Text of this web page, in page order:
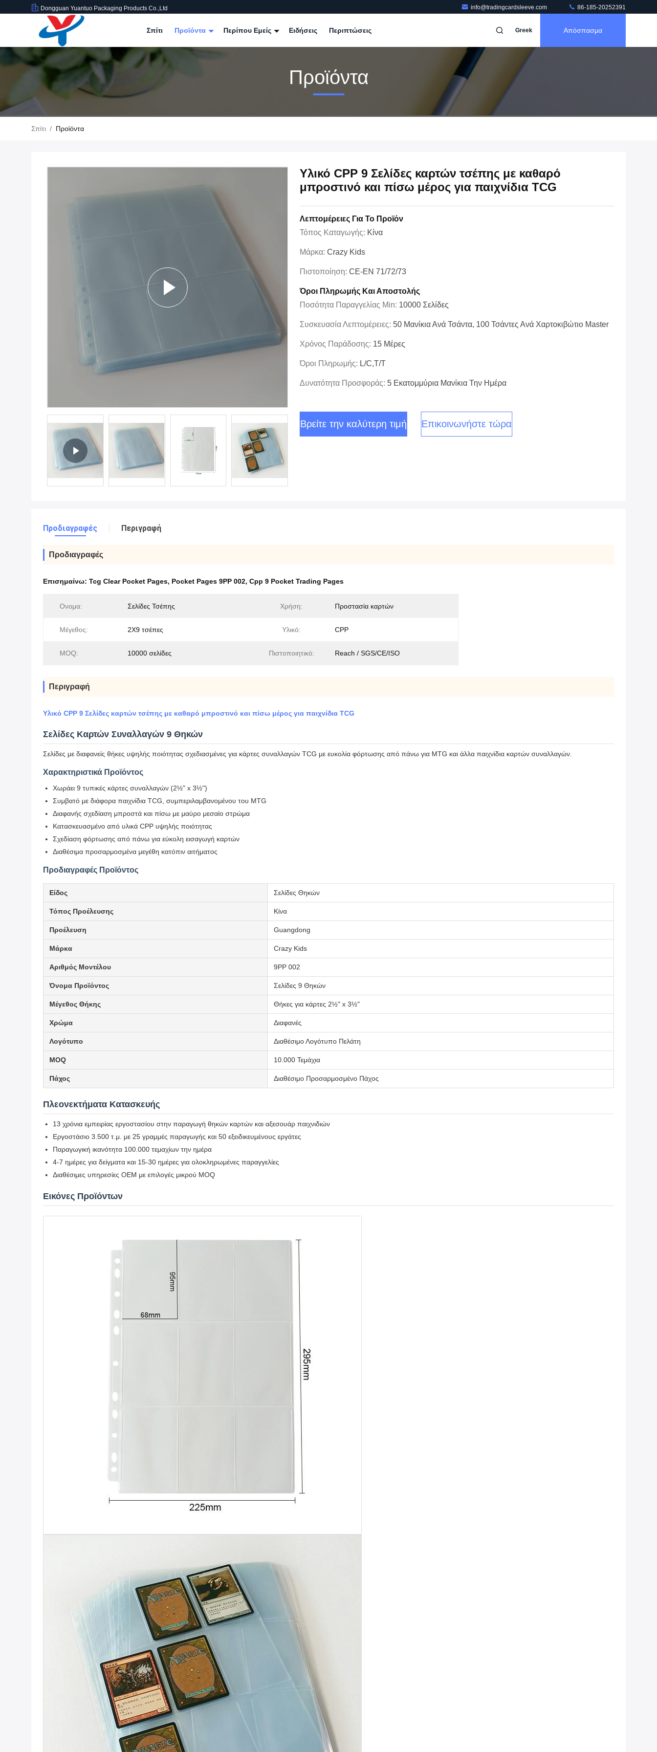
Dongguan Yuantuo Packaging Products Co.,Ltd info@tradingcardsleeve.com 86-185-20252391
Σπίτι Προϊόντα Περίπου Εμείς Ειδήσεις Περιπτώσεις Greek Απόσπασμα
Προϊόντα
Σπίτι / Προϊόντα
Υλικό CPP 9 Σελίδες καρτών τσέπης με καθαρό
μπροστινό και πίσω μέρος για παιχνίδια TCG
Λεπτομέρειες Για Το Προϊόν
Τόπος Καταγωγής: Κίνα
Μάρκα: Crazy Kids
Πιστοποίηση: CE-EN 71/72/73
Όροι Πληρωμής Και Αποστολής
Ποσότητα Παραγγελίας Min: 10000 Σελίδες
Συσκευασία Λεπτομέρειες: 50 Μανίκια Ανά Τσάντα, 100 Τσάντες Ανά Χαρτοκιβώτιο Master
Χρόνος Παράδοσης: 15 Μέρες
Όροι Πληρωμής: L/C,T/T
Δυνατότητα Προσφοράς: 5 Εκατομμύρια Μανίκια Την Ημέρα
Βρείτε την καλύτερη τιμή Επικοινωνήστε τώρα
Προδιαγραφές Περιγραφή
Προδιαγραφές
Επισημαίνω: Tcg Clear Pocket Pages, Pocket Pages 9PP 002, Cpp 9 Pocket Trading Pages
Ονομα: Σελίδες Τσέπης Χρήση: Προστασία καρτών
Μέγεθος: 2Χ9 τσέπες Υλικό: CPP
MOQ: 10000 σελίδες Πιστοποιητικό: Reach / SGS/CE/ISO
Περιγραφή
Υλικό CPP 9 Σελίδες καρτών τσέπης με καθαρό μπροστινό και πίσω μέρος για παιχνίδια TCG
Σελίδες Καρτών Συναλλαγών 9 Θηκών
Σελίδες με διαφανείς θήκες υψηλής ποιότητας σχεδιασμένες για κάρτες συναλλαγών TCG με ευκολία φόρτωσης από πάνω για MTG και άλλα παιχνίδια καρτών συναλλαγών.
Χαρακτηριστικά Προϊόντος
Χωράει 9 τυπικές κάρτες συναλλαγών (2½" x 3½")
Συμβατό με διάφορα παιχνίδια TCG, συμπεριλαμβανομένου του MTG
Διαφανής σχεδίαση μπροστά και πίσω με μαύρο μεσαίο στρώμα
Κατασκευασμένο από υλικά CPP υψηλής ποιότητας
Σχεδίαση φόρτωσης από πάνω για εύκολη εισαγωγή καρτών
Διαθέσιμα προσαρμοσμένα μεγέθη κατόπιν αιτήματος
Προδιαγραφές Προϊόντος
Είδος Σελίδες Θηκών
Τόπος Προέλευσης Κίνα
Προέλευση Guangdong
Μάρκα Crazy Kids
Αριθμός Μοντέλου 9PP 002
Όνομα Προϊόντος Σελίδες 9 Θηκών
Μέγεθος Θήκης Θήκες για κάρτες 2½" x 3½"
Χρώμα Διαφανές
Λογότυπο Διαθέσιμο Λογότυπο Πελάτη
MOQ 10.000 Τεμάχια
Πάχος Διαθέσιμο Προσαρμοσμένο Πάχος
Πλεονεκτήματα Κατασκευής
13 χρόνια εμπειρίας εργοστασίου στην παραγωγή θηκών καρτών και αξεσουάρ παιχνιδιών
Εργοστάσιο 3.500 τ.μ. με 25 γραμμές παραγωγής και 50 εξειδικευμένους εργάτες
Παραγωγική ικανότητα 100.000 τεμαχίων την ημέρα
4-7 ημέρες για δείγματα και 15-30 ημέρες για ολοκληρωμένες παραγγελίες
Διαθέσιμες υπηρεσίες OEM με επιλογές μικρού MOQ
Εικόνες Προϊόντων